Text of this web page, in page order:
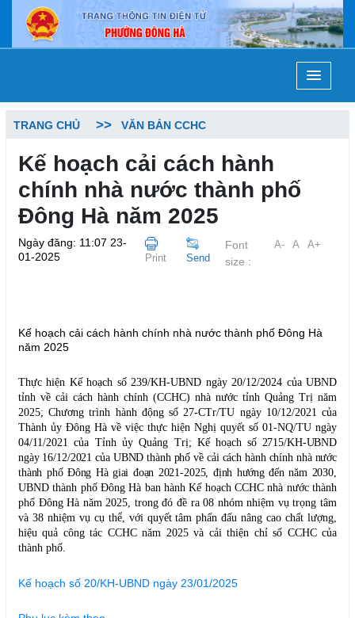
TRANG CHỦ VĂN BẢN CCHC
Kế hoạch cải cách hành
chính nhà nước thành phố
Đông Hà năm 2025
Ngày đăng: 11:07 23-
01-2025
Print Send
Font
size :
A- A A+
Kế hoạch cải cách hành chính nhà nước thành phố Đông Hà
năm 2025
Thực hiện Kế hoạch số 239/KH-UBND ngày 20/12/2024 của UBND
tỉnh về cải cách hành chính (CCHC) nhà nước tỉnh Quảng Trị năm
2025; Chương trình hành động số 27-CTr/TU ngày 10/12/2021 của
Thành ủy Đông Hà về việc thực hiện Nghị quyết số 01-NQ/TU ngày
04/11/2021 của Tỉnh ủy Quảng Trị;Kế hoạch số 2715/KH-UBND
ngày 16/12/2021 của UBND thành phố về cải cách hành chính nhà nước
thành phố Đông Hà giai đoạn 2021-2025, định hướng đến năm 2030,
UBND thành phố Đông Hà ban hành Kế hoạch CCHC nhà nước thành
phố Đông Hà năm 2025, trong đó đề ra 08 nhóm nhiệm vụ trọng tâm
và 38 nhiệm vụ cụ thể, với quyết tâm phấn đấu nâng cao chất lượng,
hiệu quả công tác CCHC năm 2025 và cải thiện chỉ số CCHC của
thành phố.
Kế hoạch số 20/KH-UBND ngày 23/01/2025